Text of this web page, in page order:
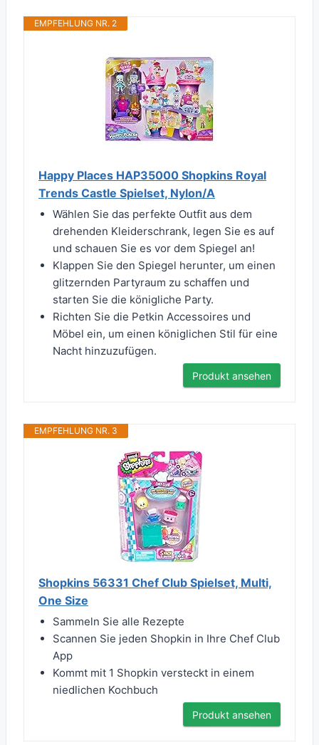
EMPFEHLUNG NR. 2
Happy Places HAP35000 Shopkins Royal
Trends Castle Spielset, Nylon/A
Wählen Sie das perfekte Outfit aus dem
drehenden Kleiderschrank, legen Sie es auf
und schauen Sie es vor dem Spiegel an!
Klappen Sie den Spiegel herunter, um einen
glitzernden Partyraum zu schaffen und
starten Sie die königliche Party.
Richten Sie die Petkin Accessoires und
Möbel ein, um einen königlichen Stil für eine
Nacht hinzuzufügen.
Produkt ansehen
EMPFEHLUNG NR. 3
Shopkins 56331 Chef Club Spielset, Multi,
One Size
Sammeln Sie alle Rezepte
Scannen Sie jeden Shopkin in Ihre Chef Club
App
Kommt mit 1 Shopkin versteckt in einem
niedlichen Kochbuch
Produkt ansehen